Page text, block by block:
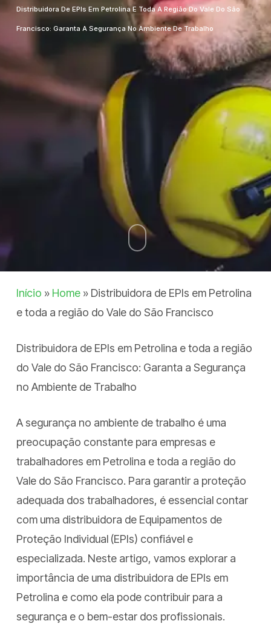
Distribuidora De EPIs Em Petrolina E Toda A Região Do Vale Do São
Francisco: Garanta A Segurança No Ambiente De Trabalho
Início » Home» Distribuidora de EPIs em Petrolina
e toda a região do Vale do São Francisco
Distribuidora de EPIs em Petrolina e toda a região
do Vale do São Francisco: Garanta a Segurança
no Ambiente de Trabalho
A segurança no ambiente de trabalho é uma
preocupação constante para empresas e
trabalhadores em Petrolina e toda a região do
Vale do São Francisco. Para garantir a proteção
adequada dos trabalhadores, é essencial contar
com uma distribuidora de Equipamentos de
Proteção Individual (EPIs) confiável e
especializada. Neste artigo, vamos explorar a
importância de uma distribuidora de EPIs em
Petrolina e como ela pode contribuir para a
segurança e o bem-estar dos profissionais.